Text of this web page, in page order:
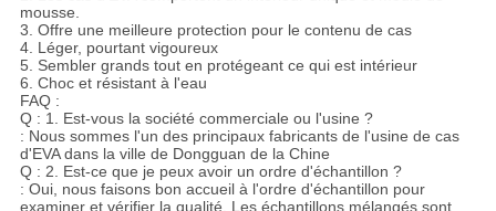
mousse.
3. Offre une meilleure protection pour le contenu de cas
4. Léger, pourtant vigoureux
5. Sembler grands tout en protégeant ce qui est intérieur
6. Choc et résistant à l'eau
FAQ :
Q : 1. Est-vous la société commerciale ou l'usine ?
: Nous sommes l'un des principaux fabricants de l'usine de cas
d'EVA dans la ville de Dongguan de la Chine
Q : 2. Est-ce que je peux avoir un ordre d'échantillon ?
: Oui, nous faisons bon accueil à l'ordre d'échantillon pour
examiner et vérifier la qualité. Les échantillons mélangés sont